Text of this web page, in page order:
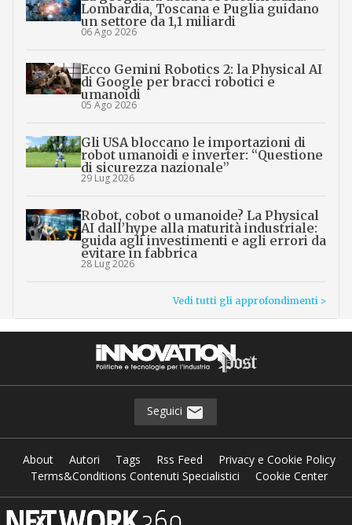
Lombardia, Toscana e Puglia guidano
un settore da 1,1 miliardi
06 Ago 2026
Ecco Gemini Robotics 2: la Physical AI
di Google per bracci robotici e
umanoidi
05 Ago 2026
Gli USA bloccano le importazioni di
robot umanoidi e inverter: “Questione
di sicurezza nazionale”
29 Lug 2026
Robot, cobot o umanoide? La Physical
AI dall’hype alla maturità industriale:
guida agli investimenti e agli errori da
evitare in fabbrica
28 Lug 2026
Vedi tutti gli approfondimenti >
Seguici
About Autori Tags Rss Feed
Privacy e Cookie Policy
Terms&Conditions Contenuti Specialistici
Cookie Center